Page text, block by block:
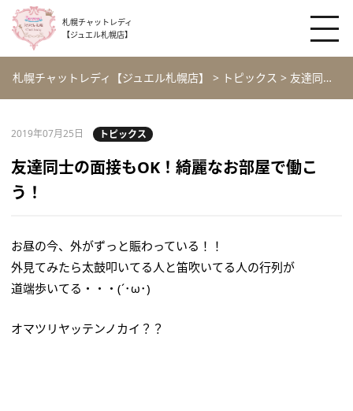
札幌チャットレディ
【ジュエル札幌店】
札幌チャットレディ【ジュエル札幌店】 > トピックス > 友達同士の面接もOK！綺麗なお部屋で働こう！
2019年07月25日 トピックス
友達同士の面接もOK！綺麗なお部屋で働こ
う！
お昼の今、外がずっと賑わっている！！
外見てみたら太鼓叩いてる人と笛吹いてる人の行列が
道端歩いてる・・・(´･ω･)
オマツリヤッテンノカイ？？